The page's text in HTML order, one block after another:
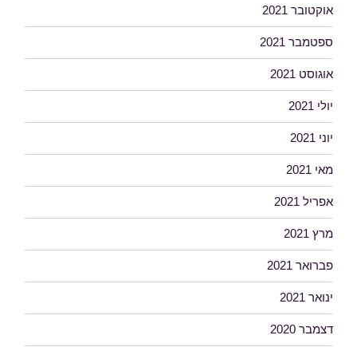
אוקטובר 2021
ספטמבר 2021
אוגוסט 2021
יולי 2021
יוני 2021
מאי 2021
אפריל 2021
מרץ 2021
פברואר 2021
ינואר 2021
דצמבר 2020